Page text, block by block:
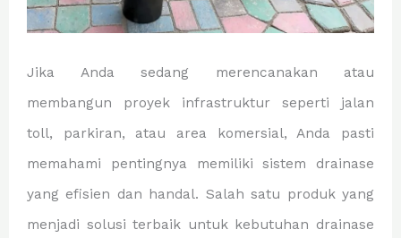
Jika Anda sedang merencanakan atau
membangun proyek infrastruktur seperti jalan
toll, parkiran, atau area komersial, Anda pasti
memahami pentingnya memiliki sistem drainase
yang efisien dan handal. Salah satu produk yang
menjadi solusi terbaik untuk kebutuhan drainase